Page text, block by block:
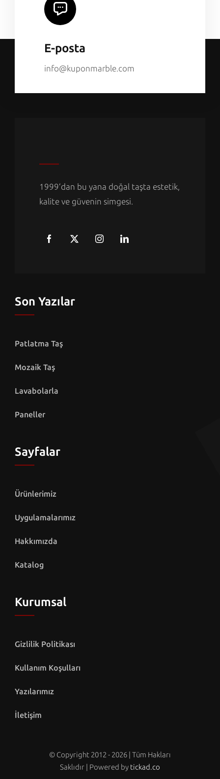
E-posta
info@kuponmarble.com
1999’dan bu yana doğal taşta estetik,
kalite ve güvenin simgesi.
Son Yazılar
Patlatma Taş
Mozaik Taş
Lavabolarla
Paneller
Sayfalar
Ürünlerimiz
Uygulamalarımız
Hakkımızda
Katalog
Kurumsal
Gizlilik Politikası
Kullanım Koşulları
Yazılarımız
İletişim
© Copyright 2012 - 2026 | Tüm Hakları
Saklıdır | Powered by tickad.co